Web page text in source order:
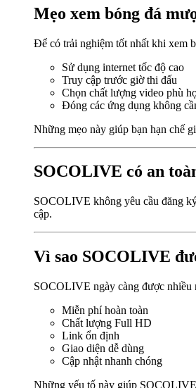
Mẹo xem bóng đá
Để có trải nghiệm tốt nhất khi xem
Sử dụng internet tốc độ cao
Truy cập trước giờ thi đấu
Chọn chất lượng video phù
Đóng các ứng dụng không
Những mẹo này giúp bạn hạn chế
SOCOLIVE có an
SOCOLIVE không yêu cầu đăng
cập.
Vì sao SOCOLIVE
SOCOLIVE ngày càng được nhiều
Miễn phí hoàn toàn
Chất lượng Full HD
Link ổn định
Giao diện dễ dùng
Cập nhật nhanh chóng
Những yếu tố này giúp SOCOLIVE